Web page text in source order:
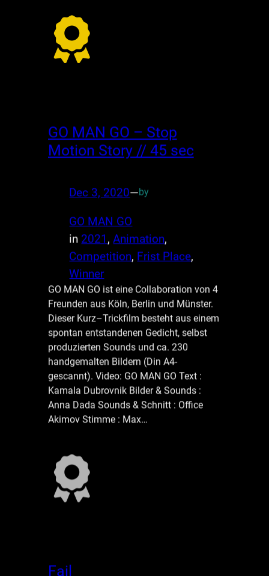
GO MAN GO – Stop
Motion Story // 45 sec
Dec 3, 2020—by
GO MAN GO
in 2021 Animation
Competition Frist Place
Winner
GO MAN GO ist eine Collaboration von 4
Freunden aus Köln, Berlin und Münster.
Dieser Kurz–Trickfilm besteht aus einem
spontan entstandenen Gedicht, selbst
produzierten Sounds und ca. 230
handgemalten Bildern (Din A4-
gescannt). Video: GO MAN GO Text :
Kamala Dubrovnik Bilder & Sounds :
Anna Dada Sounds & Schnitt : Office
Akimov Stimme : Max…
Fail